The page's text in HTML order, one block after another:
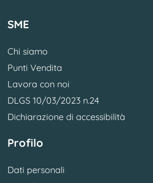
SME
Chi siamo
Punti Vendita
Lavora con noi
DLGS 10/03/2023 n.24
Dichiarazione di accessibilità
Profilo
Dati personali